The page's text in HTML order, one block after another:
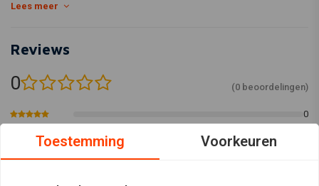
Lees meer
Reviews
0 (0 beoordelingen)
0
Toestemming Voorkeuren